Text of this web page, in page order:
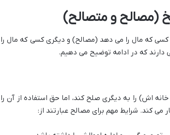
(مصالح و متصالح)
که مال را می دهد (مصالح) و دیگری کسی که مال را
دارند که در ادامه توضیح می دهیم.
اش) را به دیگری صلح کند، اما حق استفاده از آن را
کند. شرایط مهم برای مصالح عبارتند از: